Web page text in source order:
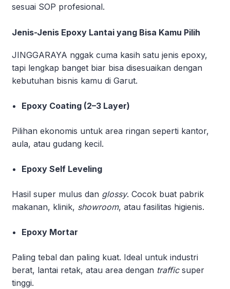
sesuai SOP profesional.
Jenis-Jenis Epoxy Lantai yang Bisa Kamu Pilih
JINGGARAYA nggak cuma kasih satu jenis epoxy,
tapi lengkap banget biar bisa disesuaikan dengan
kebutuhan bisnis kamu di Garut.
Epoxy Coating (2–3 Layer)
Pilihan ekonomis untuk area ringan seperti kantor,
aula, atau gudang kecil.
Epoxy Self Leveling
Hasil super mulus dan glossy. Cocok buat pabrik
makanan, klinik, showroom, atau fasilitas higienis.
Epoxy Mortar
Paling tebal dan paling kuat. Ideal untuk industri
berat, lantai retak, atau area dengan trafficsuper
tinggi.